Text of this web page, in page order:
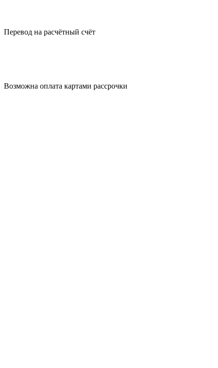
Перевод на расчётный счёт
Возможна оплата картами рассрочки